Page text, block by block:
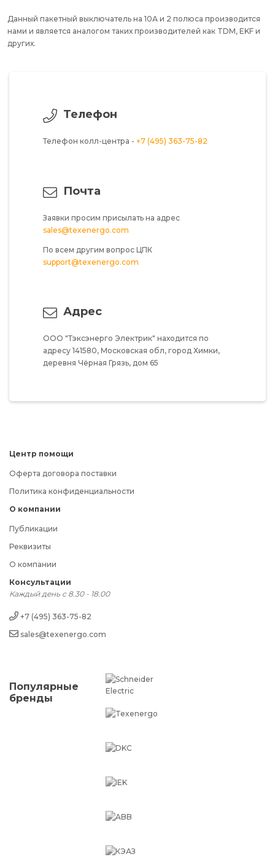
Данный пакетный выключатель на 10А и 2 полюса производится
нами и является аналогом таких производителей как TDM, EKF и
других.
Телефон
Телефон колл-центра - +7 (495) 363-75-82
Почта
Заявки просим присылать на адрес
sales@texenergo.com
По всем другим вопрос ЦПК
support@texenergo.com
Адрес
ООО "Тэксэнерго Электрик" находится по
адресу 141580, Московская обл, город Химки,
деревня Чёрная Грязь, дом 65
Центр помощи
Оферта договора поставки
Политика конфиденциальности
О компании
Публикации
Реквизиты
О компании
Консультации
Каждый день с 8.30 - 18.00
+7 (495) 363-75-82
sales@texenergo.com
Популярные
бренды